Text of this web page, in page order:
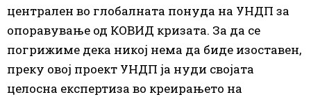
централен во глобалната понуда на УНДП за
опоравување од КОВИД кризата. За да се
погрижиме дека никој нема да биде изоставен,
преку овој проект УНДП ја нуди својата
целосна експертиза во креирањето на